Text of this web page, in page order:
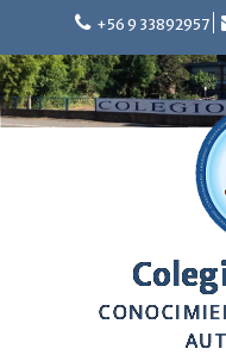
content
+56 9 33892957